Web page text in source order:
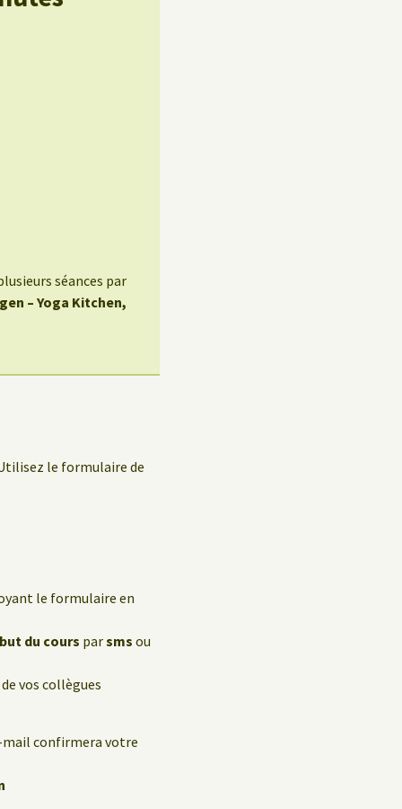
séances par
– Yoga Kitchen,
le formulaire de
le formulaire en
du cours parsms ou
vos collègues
mail confirmera votre